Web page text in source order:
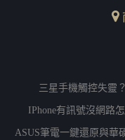
三星手機觸控失靈
IPhone有訊號沒網路
ASUS筆電一鍵還原與華